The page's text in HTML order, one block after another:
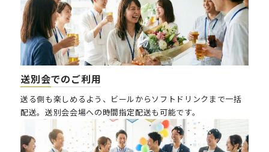
送別会でのご利用
送る側も楽しめるよう、ビールからソフトドリンクまで一括
配送。送別会会場への時間指定配送も可能です。